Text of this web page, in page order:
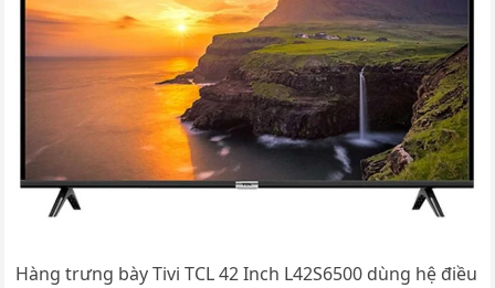
Hàng trưng bày Tivi TCL 42 Inch L42S6500 dùng hệ điều